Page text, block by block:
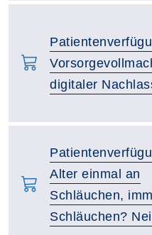
digitaler
Alter einmal an
Schläuchen,
Schläuchen?